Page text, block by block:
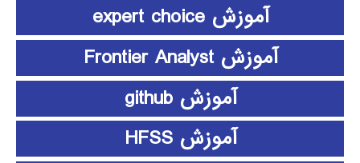
آموزش expert choice
آموزش Frontier Analyst
آموزش github
آموزش HFSS